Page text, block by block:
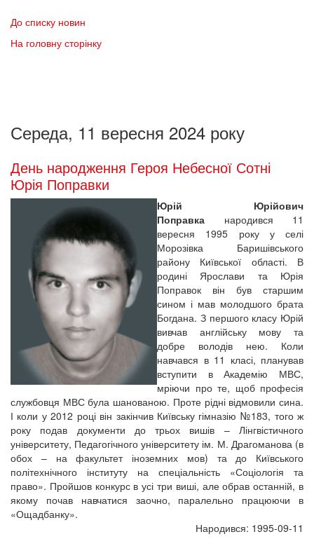
До списку новин
На головну сторінку
Середа, 11 вересня 2024 року
День народження Героя Небесної Сотні
Юрія Поправки
Юрій Юрійович
Поправка народився 11
вересня 1995 року у селі
Морозівка Баришівського
району Київської області. В
родині Ярослави та Юрія
Поправок він був старшим
сином і мав молодшого брата
Богдана. З першого класу Юрій
вивчав англійську мову та
добре володів нею. Коли
навчався в 11 класі, планував
вступити в Академію МВС,
мріючи про те, щоб професія
службовця МВС була шанованою. Проте рідні відмовили сина.
І коли у 2012 році він закінчив Київську гімназію №183, того ж
року подав документи до трьох вишів – Лінгвістичного
університету, Педагогічного університету ім. М. Драгоманова (в
обох – на факультет іноземних мов) та до Київського
політехнічного інституту на спеціальність «Соціологія та
право». Пройшов конкурс в усі три виші, але обрав останній, в
якому почав навчатися заочно, паралельно працюючи в
«Ощадбанку».
Народився: 1995-09-11